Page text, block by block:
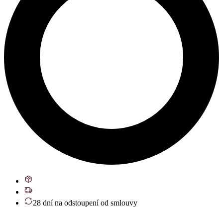
28 dní na odstoupení od smlouvy